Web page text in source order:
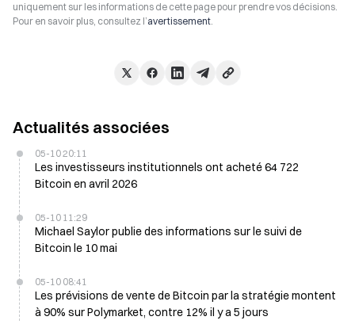
uniquement sur les informations de cette page pour prendre vos décisions.
Pour en savoir plus, consultez l’avertissement.
Actualités associées
05-10 20:11
Les investisseurs institutionnels ont acheté 64 722
Bitcoin en avril 2026
05-10 11:29
Michael Saylor publie des informations sur le suivi de
Bitcoin le 10 mai
05-10 08:41
Les prévisions de vente de Bitcoin par la stratégie montent
à 90% sur Polymarket, contre 12% il y a 5 jours